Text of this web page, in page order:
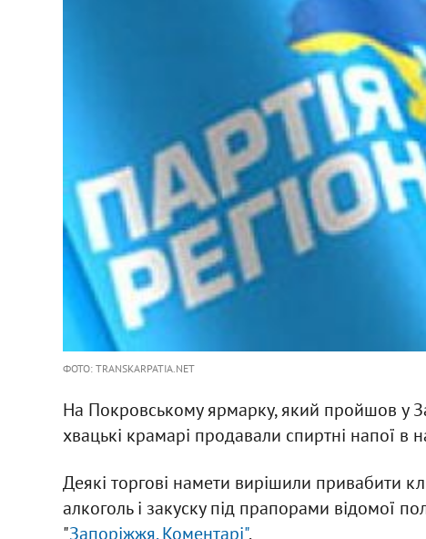
ФОТО: TRANSKARPATIA.NET
На Покровському ярмарку, який пройшов у
хвацькі крамарі продавали спиртні напої в
Деякі торгові намети вирішили привабити
алкоголь і закуску під прапорами відомої
"Запоріжжя. Коментарі".